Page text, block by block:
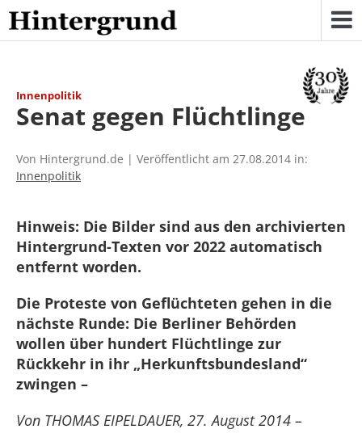
Skip
to
content
Innenpolitik
Senat gegen Flüchtlinge
Von Hintergrund.de | Veröffentlicht am 27.08.2014 in:
Innenpolitik
Hinweis: Die Bilder sind aus den archivierten
Hintergrund-Texten vor 2022 automatisch
entfernt worden.
Die Proteste von Geflüchteten gehen in die
nächste Runde: Die Berliner Behörden
wollen über hundert Flüchtlinge zur
Rückkehr in ihr „Herkunftsbundesland“
zwingen –
Von THOMAS EIPELDAUER, 27. August 2014 –